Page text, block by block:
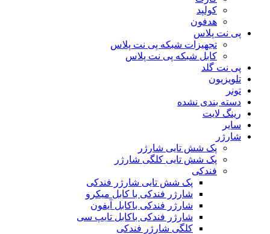
کولپد
هدفون
پی نت پلاس
تجهیزات شبکه پی نت پلاس
کابل شبکه پی نت پلاس
پی نت گلد
تلویزیون
تونر
دسته بندی نشده
رینگ لایت
سایر
شارژر
پک شش تایی شارژر
پک شش تایی کلگی شارژر
فندکی
پک شش تایی شارژر فندکی
شارژر فندکی با کابل میکرو
شارژر فندکی باکابل آیفون
شارژر فندکی باکابل تایپ سی
کلگی شارژر فندکی